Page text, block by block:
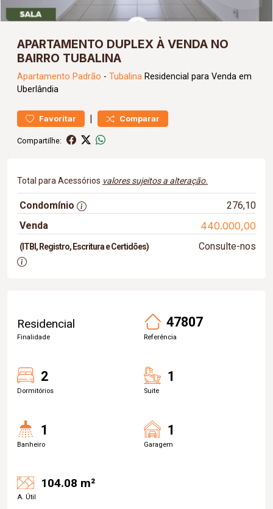
APARTAMENTO DUPLEX À VENDA NO
BAIRRO TUBALINA
Apartamento Padrão - Tubalina Residencial para Venda em
Uberlândia
Favoritar | Comparar
Compartilhe:
Total para Acessórios valores sujeitos a alteração.
Condomínio
276,10
Venda
440.000,00
(ITBI, Registro, Escritura e Certidões) Consulte-nos
Residencial
Finalidade
47807
Referência
2
Dormitórios
1
Suite
1
Banheiro
1
Garagem
104.08 m²
A. Útil